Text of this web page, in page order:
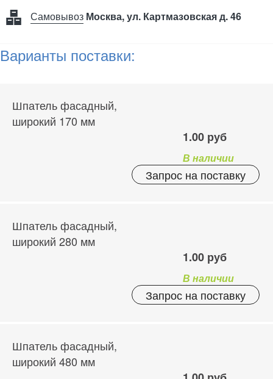
Самовывоз Москва, ул. Картмазовская д. 46
Варианты поставки:
Шпатель фасадный,
широкий 170 мм
1.00 руб
В наличии
Запрос на поставку
Шпатель фасадный,
широкий 280 мм
1.00 руб
В наличии
Запрос на поставку
Шпатель фасадный,
широкий 480 мм